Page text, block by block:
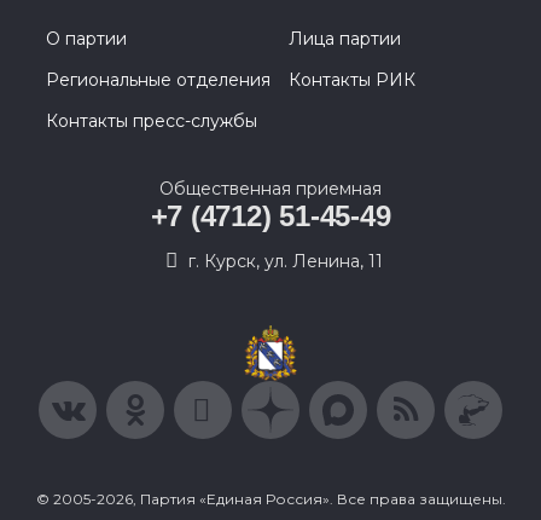
О партии
Лица партии
Региональные отделения
Контакты РИК
Контакты пресс-службы
Общественная приемная
+7 (4712) 51-45-49
г. Курск, ул. Ленина, 11
© 2005-2026, Партия «Единая Россия». Все права защищены.